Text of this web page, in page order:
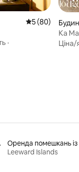
Середня
5 (80)
·
Ka
Ціна/
Leeward Islands